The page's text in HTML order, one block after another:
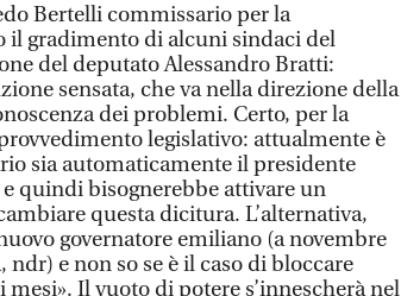
Bertelli commissario per la
il gradimento di alcuni sindaci del
del deputato Alessandro Bratti:
sensata, che va nella direzione della
dei problemi. Certo, per la
legislativo: attualmente è
sia automaticamente il presidente
quindi bisognerebbe attivare un
questa dicitura. L’alternativa,
governatore emiliano (a novembre
e non so se è il caso di bloccare
Il vuoto di potere s’innescherà nel